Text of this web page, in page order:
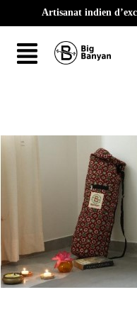
Artisanat indien